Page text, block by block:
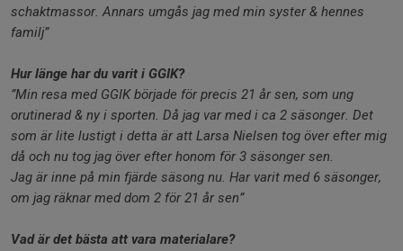
schaktmassor. Annars umgås jag med min syster & hennes
familj”
Hur länge har du varit i GGIK?
”Min resa med GGIK började för precis 21 år sen, som ung
orutinerad & ny i sporten. Då jag var med i ca 2 säsonger. Det
som är lite lustigt i detta är att Larsa Nielsen tog över efter mig
då och nu tog jag över efter honom för 3 säsonger sen.
Jag är inne på min fjärde säsong nu. Har varit med 6 säsonger,
om jag räknar med dom 2 för 21 år sen”
Vad är det bästa att vara materialare?